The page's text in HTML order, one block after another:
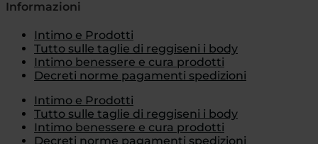
Informazioni
Intimo e Prodotti
Tutto sulle taglie di reggiseni i body
Intimo benessere e cura prodotti
Decreti norme pagamenti spedizioni
Intimo e Prodotti
Tutto sulle taglie di reggiseni i body
Intimo benessere e cura prodotti
Decreti norme pagamenti spedizioni